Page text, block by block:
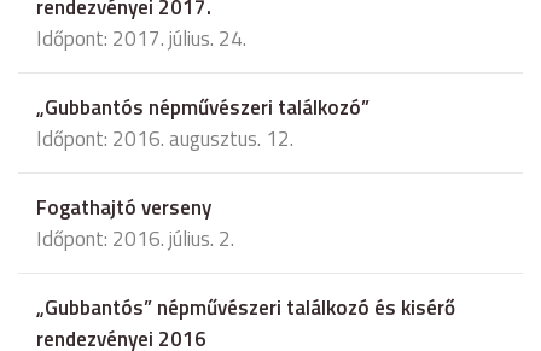
rendezvényei 2017.
Időpont: 2017. július. 24.
„Gubbantós népművészeri találkozó”
Időpont: 2016. augusztus. 12.
Fogathajtó verseny
Időpont: 2016. július. 2.
„Gubbantós” népművészeri találkozó és kisérő
rendezvényei 2016